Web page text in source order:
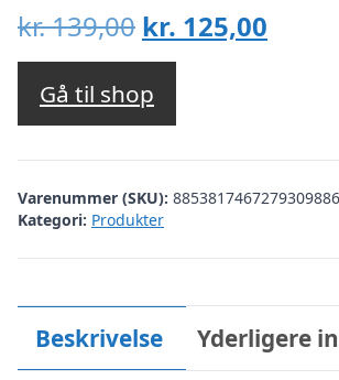
kr.139,00 Den
oprindelige
pris
var:
kr. 139,00.
kr. 125,00
kr.
Gå til shop
Varenummer (SKU): 8853817467279309886
Kategori: Produkter
Beskrivelse Yderligere